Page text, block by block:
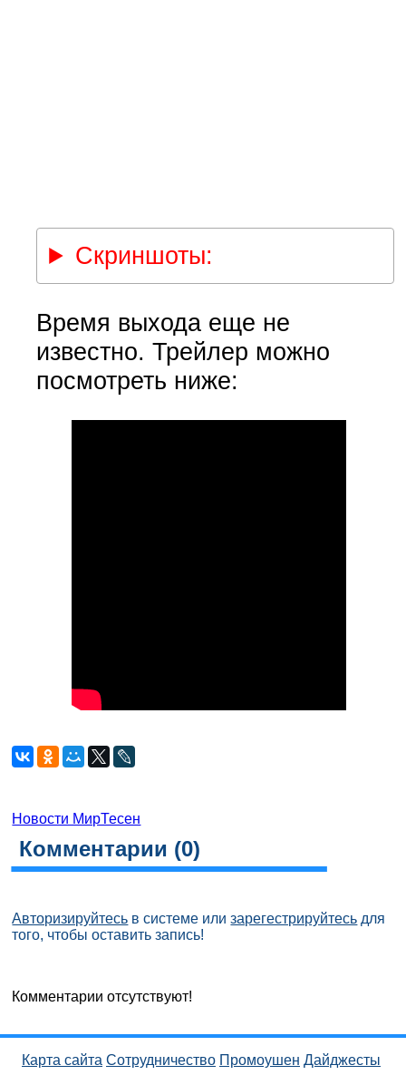
Скриншоты:
Время выхода еще не
известно. Трейлер можно
посмотреть ниже:
Новости МирТесен
Комментарии (0)
Авторизируйтесь в системе илизарегестрируйтесь для
того, чтобы оставить запись!
Комментарии отсутствуют!
Карта сайта Сотрудничество Промоушен Дайджесты